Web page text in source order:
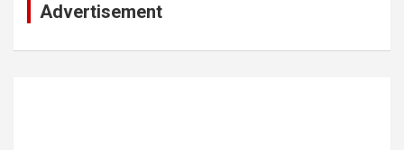
Advertisement